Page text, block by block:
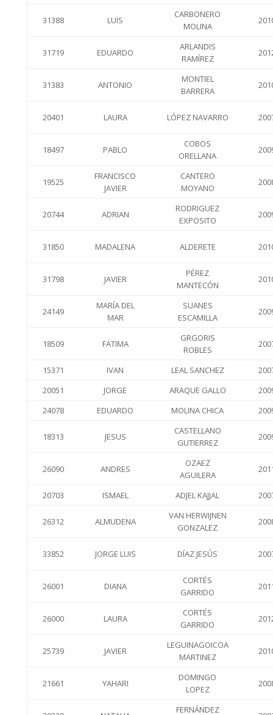
31388 LUIS
CARBONERO
MOLINA
31719 EDUARDO
ARLANDIS
RAMÍREZ
31383 ANTONIO
MONTIEL
BARRERA
20401 LAURA LÓPEZ NAVARRO
18497 PABLO
COBOS
ORELLANA
19525
FRANCISCO
JAVIER
CANTERO
MOYANO
20744 ADRIAN
RODRIGUEZ
EXPOSITO
31850 MADALENA ALDERETE
31798 JAVIER
PÉREZ
MANTECÓN
24149
MARÍA DEL
MAR
SUANES
ESCAMILLA
18509 FATIMA
GRGORIS
ROBLES
15371 IVAN LEAL SANCHEZ
20051
JORGE ARAQUE GALLO
24078
EDUARDO MOLINA CHICA
18313 JESUS
CASTELLANO
GUTIERREZ
26090 ANDRES
OZAEZ
AGUILERA
20703 ISMAEL ADJEL KAJJAL
26312 ALMUDENA
VAN HERWIJNEN
GONZALEZ
33852 JORGE LUIS DÍAZ JESÚS
26001 DIANA
CORTÉS
GARRIDO
26000 LAURA
CORTÉS
GARRIDO
25739 JAVIER
LEGUINAGOICOA
MARTINEZ
21661 YAHARI
DOMINGO
LOPEZ
FERNÁNDEZ